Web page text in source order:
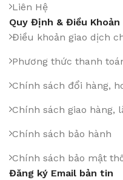
Liên Hệ
Quy Định & Điều Khoản
Điều khoản giao dịch
Phương thức thanh
Chính sách đổi hàng,
Chính sách giao hàng,
Chính sách bảo hành
Chính sách bảo mật
Đăng ký Email bản tin